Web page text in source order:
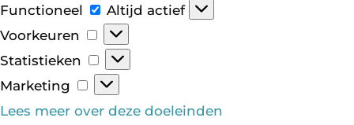
Functioneel
Functioneel
Altijd actief
Voorkeuren
Voorkeuren
Statistieken
Statistieken
Marketing
Marketing
Lees meer over deze doeleinden